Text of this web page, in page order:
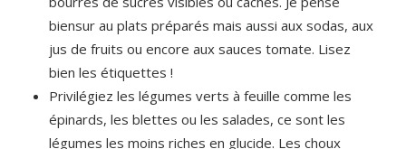
biensur au plats préparés mais aussi aux sodas, aux
jus de fruits ou encore aux sauces tomate. Lisez
bien les étiquettes !
Privilégiez les légumes verts à feuille comme les
épinards, les blettes ou les salades, ce sont les
légumes les moins riches en glucide. Les choux